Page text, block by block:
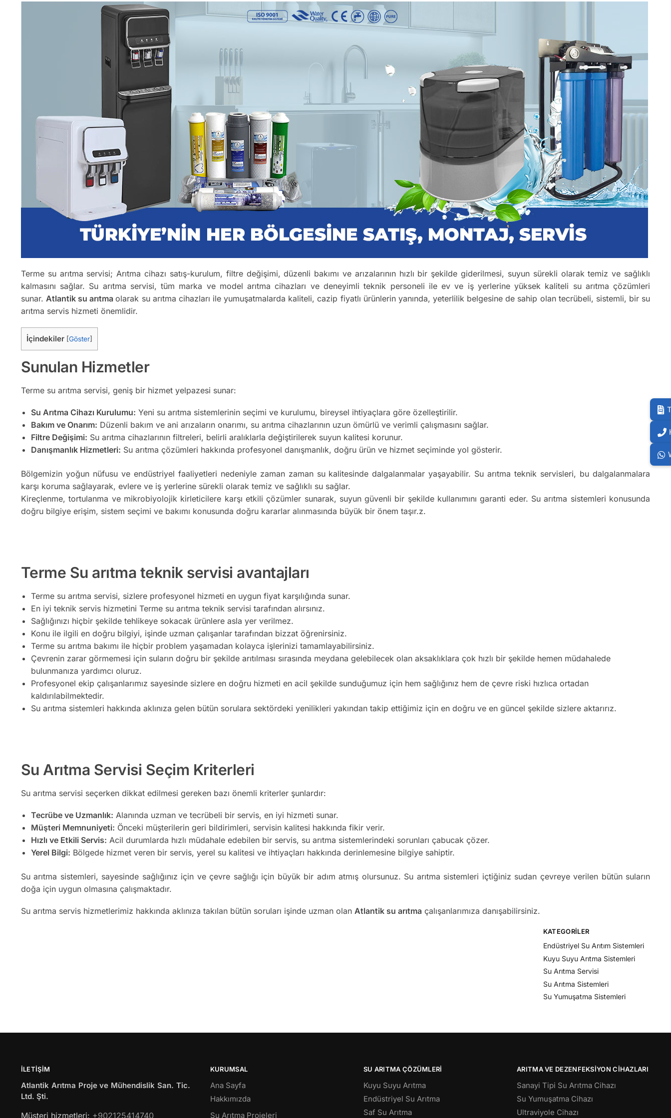
Terme su arıtma servisi; Arıtma cihazı satış-kurulum, filtre değişimi, düzenli bakımı ve arızalarının hızlı bir şekilde giderilmesi, suyun sürekli olarak temiz ve sağlıklı
kalmasını sağlar. Su arıtma servisi, tüm marka ve model arıtma cihazları ve deneyimli teknik personeli ile ev ve iş yerlerine yüksek kaliteli su arıtma çözümleri
sunar.Atlantik su arıtmaolarak su arıtma cihazları ile yumuşatmalarda kaliteli, cazip fiyatlı ürünlerin yanında, yeterlilik belgesine de sahip olan tecrübeli, sistemli, bir su
arıtma servis hizmeti önemlidir.
İçindekiler [Göster]
Sunulan Hizmetler
Terme su arıtma servisi, geniş bir hizmet yelpazesi sunar:
Su Arıtma Cihazı Kurulumu: Yeni su arıtma sistemlerinin seçimi ve kurulumu, bireysel ihtiyaçlara göre özelleştirilir.
Bakım ve Onarım: Düzenli bakım ve ani arızaların onarımı, su arıtma cihazlarının uzun ömürlü ve verimli çalışmasını sağlar.
Filtre Değişimi: Su arıtma cihazlarının filtreleri, belirli aralıklarla değiştirilerek suyun kalitesi korunur.
Danışmanlık Hizmetleri: Su arıtma çözümleri hakkında profesyonel danışmanlık, doğru ürün ve hizmet seçiminde yol gösterir.
Bölgemizin yoğun nüfusu ve endüstriyel faaliyetleri nedeniyle zaman zaman su kalitesinde dalgalanmalar yaşayabilir. Su arıtma teknik servisleri, bu dalgalanmalara
karşı koruma sağlayarak, evlere ve iş yerlerine sürekli olarak temiz ve sağlıklı su sağlar.
Kireçlenme, tortulanma ve mikrobiyolojik kirleticilere karşı etkili çözümler sunarak, suyun güvenli bir şekilde kullanımını garanti eder. Su arıtma sistemleri konusunda
doğru bilgiye erişim, sistem seçimi ve bakımı konusunda doğru kararlar alınmasında büyük bir önem taşır.z.
Terme Su arıtma teknik servisi avantajları
Terme su arıtma servisi, sizlere profesyonel hizmeti en uygun fiyat karşılığında sunar.
En iyi teknik servis hizmetini Terme su arıtma teknik servisi tarafından alırsınız.
Sağlığınızı hiçbir şekilde tehlikeye sokacak ürünlere asla yer verilmez.
Konu ile ilgili en doğru bilgiyi, işinde uzman çalışanlar tarafından bizzat öğrenirsiniz.
Terme su arıtma bakımı ile hiçbir problem yaşamadan kolayca işlerinizi tamamlayabilirsiniz.
Çevrenin zarar görmemesi için suların doğru bir şekilde arıtılması sırasında meydana gelebilecek olan aksaklıklara çok hızlı bir şekilde hemen müdahalede
bulunmanıza yardımcı oluruz.
Profesyonel ekip çalışanlarımız sayesinde sizlere en doğru hizmeti en acil şekilde sunduğumuz için hem sağlığınız hem de çevre riski hızlıca ortadan
kaldırılabilmektedir.
Su arıtma sistemleri hakkında aklınıza gelen bütün sorulara sektördeki yenilikleri yakından takip ettiğimiz için en doğru ve en güncel şekilde sizlere aktarırız.
Su Arıtma Servisi Seçim Kriterleri
Su arıtma servisi seçerken dikkat edilmesi gereken bazı önemli kriterler şunlardır:
Tecrübe ve Uzmanlık: Alanında uzman ve tecrübeli bir servis, en iyi hizmeti sunar.
Müşteri Memnuniyeti: Önceki müşterilerin geri bildirimleri, servisin kalitesi hakkında fikir verir.
Hızlı ve Etkili Servis: Acil durumlarda hızlı müdahale edebilen bir servis, su arıtma sistemlerindeki sorunları çabucak çözer.
Yerel Bilgi: Bölgede hizmet veren bir servis, yerel su kalitesi ve ihtiyaçları hakkında derinlemesine bilgiye sahiptir.
Su arıtma sistemleri, sayesinde sağlığınız için ve çevre sağlığı için büyük bir adım atmış olursunuz. Su arıtma sistemleri içtiğiniz sudan çevreye verilen bütün suların
doğa için uygun olmasına çalışmaktadır.
Su arıtma servis hizmetlerimiz hakkında aklınıza takılan bütün soruları işinde uzman olan Atlantik su arıtma çalışanlarımıza danışabilirsiniz.
KATEGORILER
Endüstriyel Su Arıtım Sistemleri
Kuyu Suyu Arıtma Sistemleri
Su Arıtma Servisi
Su Arıtma Sistemleri
Su Yumuşatma Sistemleri
İLETIŞIM
Atlantik Arıtma Proje ve Mühendislik San. Tic.
Ltd. Şti.
Müsteri hizmetleri: +902125414740
KURUMSAL
Ana Sayfa
Hakkımızda
Su Arıtma Projeleri
SU ARITMA ÇÖZÜMLERI
Kuyu Suyu Arıtma
Endüstriyel Su Arıtma
Saf Su Arıtma
ARITMA VE DEZENFEKSIYON CIHAZLARI
Sanayi Tipi Su Arıtma Cihazı
Su Yumuşatma Cihazı
Ultraviyole Cihazı